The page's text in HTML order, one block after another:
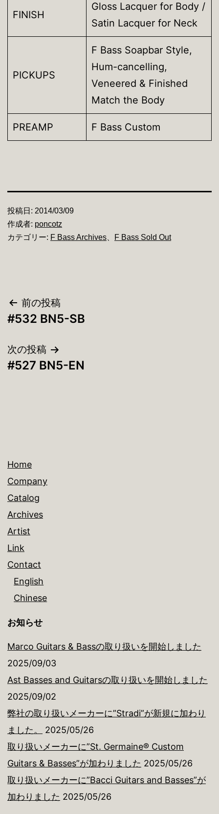
FINISH
Gloss Lacquer for Body /
Satin Lacquer for Neck
PICKUPS
F Bass Soapbar Style,
Hum-cancelling,
Veneered & Finished
Match the Body
PREAMP F Bass Custom
投稿日: 2014/03/09
作成者: poncotz
カテゴリー: F Bass Archives F Bass Sold Out
投
稿
ナ
ビ
ョ
ン
前の投稿
#532 BN5-SB
次の投稿
#527 BN5-EN
Home
Company
Catalog
Archives
Artist
Link
Contact
English
Chinese
お知らせ
Marco Guitars & Bassの取り扱いを開始しました
2025/09/03
Ast Basses and Guitarsの取り扱いを開始しました
2025/09/02
弊社の取り扱いメーカーに”Stradi”が新規に加わり
ました。
2025/05/26
取り扱いメーカーに”St. Germaine® Custom
Guitars & Basses”が加わりました 2025/05/26
取り扱いメーカーに”Bacci Guitars and Basses”が
加わりました 2025/05/26